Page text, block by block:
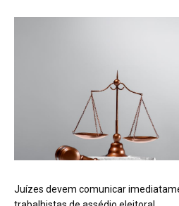
Juízes devem comunicar